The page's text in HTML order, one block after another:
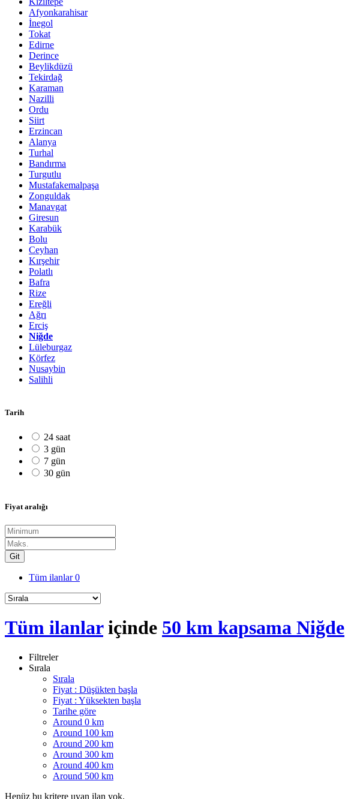
Afyonkarahisar
İnegol
Tokat
Edirne
Derince
Beylikdüzü
Tekirdağ
Karaman
Nazilli
Ordu
Siirt
Erzincan
Alanya
Turhal
Bandırma
Turgutlu
Mustafakemalpaşa
Zonguldak
Manavgat
Giresun
Karabük
Bolu
Ceyhan
Kırşehir
Polatlı
Bafra
Rize
Ereğli
Ağrı
Erciş
Niğde
Lüleburgaz
Körfez
Nusaybin
Salihli
Tarih
24 saat
3 gün
7 gün
30 gün
Fiyat aralığı
Git
Tüm ilanlar0
Tüm ilanlariçinde 50 km kapsama Niğde
Filtreler
Sırala
Sırala
Fiyat : Düşükten başla
Fiyat : Yüksekten başla
Tarihe göre
Around 0 km
Around 100 km
Around 200 km
Around 300 km
Around 400 km
Around 500 km
Henüz bu kritere uyan ilan yok.